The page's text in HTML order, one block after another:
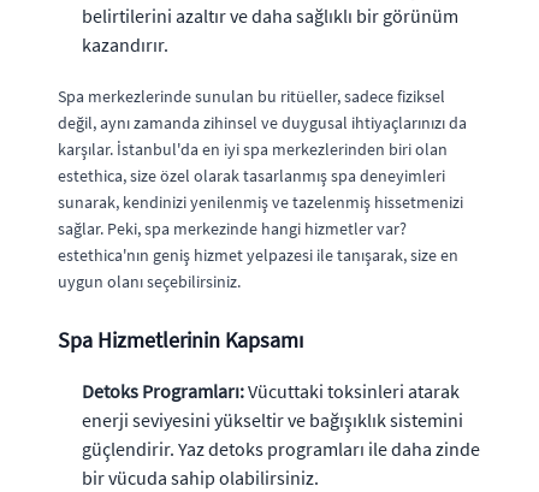
belirtilerini azaltır ve daha sağlıklı bir görünüm
kazandırır.
Spa merkezlerinde sunulan bu ritüeller, sadece fiziksel
değil, aynı zamanda zihinsel ve duygusal ihtiyaçlarınızı da
karşılar. İstanbul'da en iyi spa merkezlerinden biri olan
estethica, size özel olarak tasarlanmış spa deneyimleri
sunarak, kendinizi yenilenmiş ve tazelenmiş hissetmenizi
sağlar. Peki, spa merkezinde hangi hizmetler var?
estethica'nın geniş hizmet yelpazesi ile tanışarak, size en
uygun olanı seçebilirsiniz.
Spa Hizmetlerinin Kapsamı
Detoks Programları:Vücuttaki toksinleri atarak
enerji seviyesini yükseltir ve bağışıklık sistemini
güçlendirir. Yaz detoks programları ile daha zinde
bir vücuda sahip olabilirsiniz.